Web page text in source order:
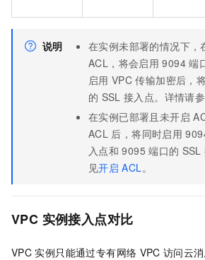
说明
在实例未部署的情况下，
ACL，将会启用 9094 端
启用 VPC 传输加密后，
的 SSL 接入点。详情请
在实例已部署且未开启
ACL 后，将同时启用
入点和 9095 端口的 SSL
见开启 ACL。
VPC 实例接入点对比
VPC 实例只能通过专有网络 VPC 访问云